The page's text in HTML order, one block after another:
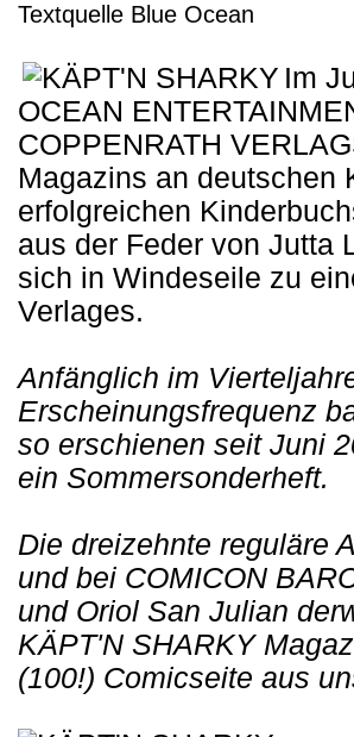
Textquelle Blue Ocean
Im
OCEAN
COPPENRATH
Magazins an deutschen
erfolgreichen
aus der Feder von Jutta
sich in Windeseile zu
Verlages.
Anfänglich im
Erscheinungsfrequenz
so erschienen seit Juni
ein Sommersonderheft.
Die dreizehnte reguläre
und bei COMICON
und Oriol San Julian
KÄPT'N SHARKY
(100!) Comicseite aus